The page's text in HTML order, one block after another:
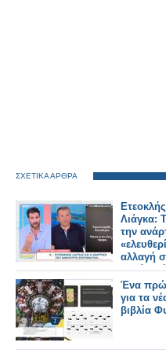
ΣΧΕΤΙΚΑ ΑΡΘΡΑ
Λιάγκα:
την
αλλαγή
Ένα
για τα
βιβλία